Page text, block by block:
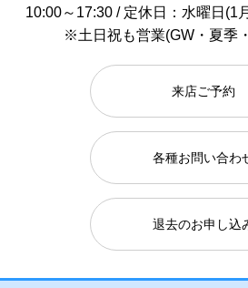
10:00～17:30 / 定休日：水曜日(1
※土日祝も営業(GW・夏季
来店ご予約
各種お問い合わ
退去のお申し込